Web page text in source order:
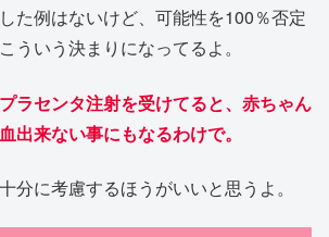
た例はないけど、可能性を100％否定
ういう決まりになってるよ。
ラセンタ注射を受けてると、赤ちゃん
出来ない事にもなるわけで。
分に考慮するほうがいいと思うよ。